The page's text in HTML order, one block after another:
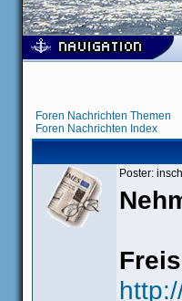
Foren Nachrichten Themen
Foren Nachrichten Index
Poster: